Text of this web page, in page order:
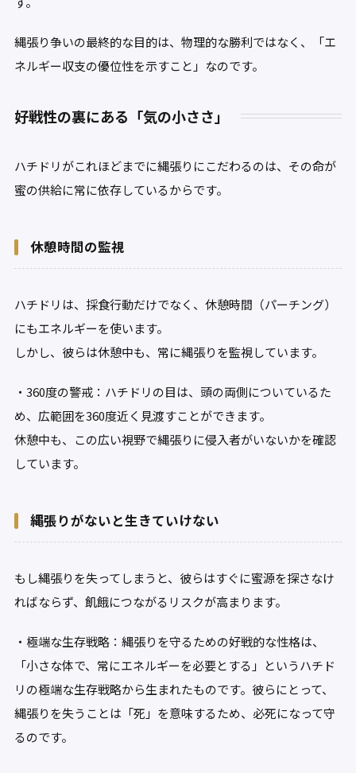
縄張り争いの最終的な目的は、物理的な勝利ではなく、「エ
ネルギー収支の優位性を示すこと」なのです。
好戦性の裏にある「気の小ささ」
ハチドリがこれほどまでに縄張りにこだわるのは、その命が
蜜の供給に常に依存しているからです。
休憩時間の監視
ハチドリは、採食行動だけでなく、休憩時間（パーチング）
にもエネルギーを使います。
しかし、彼らは休憩中も、常に縄張りを監視しています。
・360度の警戒：ハチドリの目は、頭の両側についているた
め、広範囲を360度近く見渡すことができます。
休憩中も、この広い視野で縄張りに侵入者がいないかを確認
しています。
縄張りがないと生きていけない
もし縄張りを失ってしまうと、彼らはすぐに蜜源を探さなけ
ればならず、飢餓につながるリスクが高まります。
・極端な生存戦略：縄張りを守るための好戦的な性格は、
「小さな体で、常にエネルギーを必要とする」というハチド
リの極端な生存戦略から生まれたものです。彼らにとって、
縄張りを失うことは「死」を意味するため、必死になって守
るのです。